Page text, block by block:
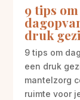
9 tips
druk
9 tips om
een druk
mantelzorg
ruimte voor